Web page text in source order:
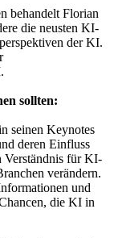
behandelt Florian
die neusten KI-
der KI.
sollten:
seinen Keynotes
deren Einfluss
Verständnis für KI-
verändern.
und
die KI in